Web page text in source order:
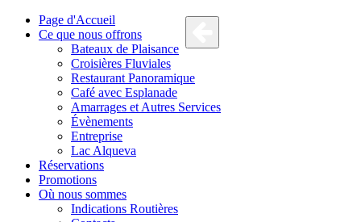
Page d'Accueil
Ce que nous offrons
Bateaux de Plaisance
Croisières Fluviales
Restaurant Panoramique
Café avec Esplanade
Amarrages et Autres Services
Évènements
Entreprise
Lac Alqueva
Réservations
Promotions
Où nous sommes
Indications Routières